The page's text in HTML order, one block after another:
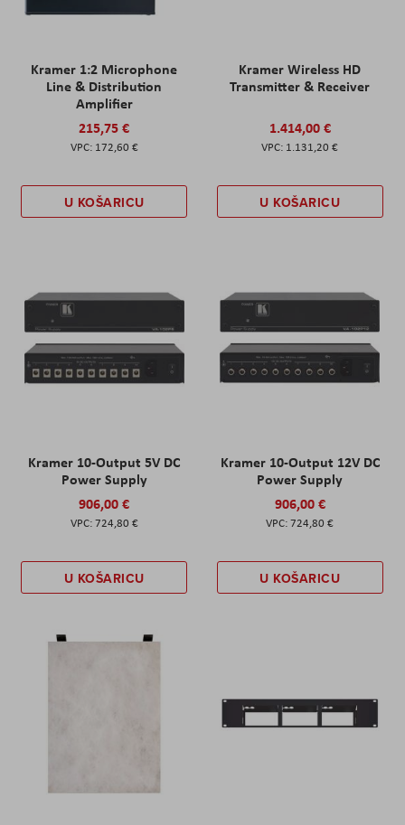
Kramer 1:2 Microphone
Line & Distribution
Amplifier
215,75 €
172,60 €
U KOŠARICU
Kramer Wireless HD
Transmitter & Receiver
1.414,00 €
1.131,20 €
U KOŠARICU
Kramer 10-Output 5V DC
Power Supply
906,00 €
724,80 €
U KOŠARICU
Kramer 10-Output 12V DC
Power Supply
906,00 €
724,80 €
U KOŠARICU